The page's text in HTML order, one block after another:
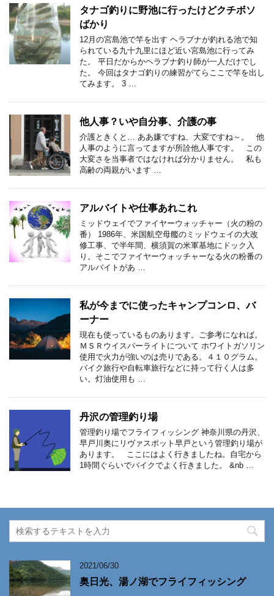
タナゴ釣りに野池に行ったけどクチボソ
ばかり
12月の宮島池で竿を出す ヘラブナが釣れる池で知
られている九十九里にほど近い宮島池に行ってみ
た。 平日だからかヘラブナ釣り師が一人だけでし
た。 今回はタナゴ釣りの練習がてらここで竿を出し
てみます。 3 …
他人事？いや自分事、介護の事
介護ときくと… ああ嫌ですね、大変ですね～。 他
人事のように言ってますが所詮他人事です。 この
大変さを当事者ではなければ分かりません。 私も
高齢の両親がいます …
アルバイトや仕事あれこれ
ミッドウェイでファイヤーウォッチャー（火の粉の
番） 1986年、米国航空母艦のミッドウェイの大改
修工事、で半年間、横須賀の米軍基地にドック入
り。そこでファイヤーウォッチャーなる火の粉番の
アルバイトがあ …
私が今までに使ったキャンプコンロ、バ
ーナー
現在も使っているものあります。ご参考になれば。
ＭＳＲウイスパーライトについて ホワイトガソリン
使用で火力が強いのは売りである。４１０グラム。
バイク旅行や自転車旅行などに持って行く人は多
い。灯油使用も …
丹沢の管理釣り場
管理釣り場でフライフィッシング 神奈川県の丹沢、
早戸川奥にリヴァスポット早戸という管理釣り場が
あります。 ここにはよく行きましたね。自宅から
1時間ぐらいでバイクでよく行きました。 &nb …
2021/06/30
奥日光、湯ノ湖でフライフィッシング